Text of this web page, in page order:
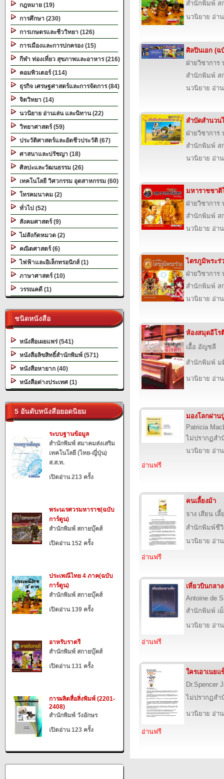
กฎหมาย (19)
การศึกษา (230)
การเกษตรและชีววิทยา (126)
การเมืองและการปกครอง (15)
กีฬา ท่องเที่ยว สุขภาพและอาหาร (216)
คอมพิวเตอร์ (114)
ธุรกิจ เศรษฐศาสตร์และการจัดการ (84)
จิตวิทยา (14)
นวนิยาย อ่านเล่น และนิทาน (22)
วิทยาศาสตร์ (59)
ประวัติศาสตร์และอัตชีวประวัติ (67)
ศาสนาและปรัชญา (18)
ศิลปะและวัฒนธรรม (26)
เทคโนโลยี วิศวกรรม อุตสาหกรรม (60)
โทรคมนาคม (2)
ทั่วไป (52)
สังคมศาสตร์ (9)
ไม่สังกัดหมวด (2)
คณิตศาสตร์ (6)
ไฟฟ้าและอิเล็กทรอนิกส์ (1)
ภาษาศาสตร์ (10)
วรรณคดี (1)
ชนิดหนังสือ
หนังสือเผยแพร่ (541)
หนังสือลิขสิทธิ์สำนักพิมพ์ (571)
หนังสือหายาก (40)
หนังสือต่างประเทศ (1)
5 อันดับหนังสือยอดนิยม
ระบบฐานข้อมูล
สำนักพิมพ์ สมาคมส่งเสริม
เทคโนโลยี (ไทย-ญี่ปุ่น)
ส.ส.ท.
เปิดอ่าน 213 ครั้ง
พระนเรศวรมหาราช(ฉบับ
การ์ตูน)
สำนักพิมพ์ สกายบุ๊คส์
เปิดอ่าน 152 ครั้ง
ประเพณีไทย 4 ภาค(ฉบับ
การ์ตูน)
สำนักพิมพ์ สกายบุ๊คส์
เปิดอ่าน 139 ครั้ง
อาหรับราตรี
สำนักพิมพ์ สกายบุ๊คส์
เปิดอ่าน 131 ครั้ง
การผลิตสื่อสิ่งพิมพ์ (2201-
2408)
สำนักพิมพ์ วังอักษร
เปิดอ่าน 123 ครั้ง
สำนักพิมพ์ ส
นวนิยาย อ่า
ศิลปินเอก (ฉ
ฝ่ายวิชาการ
สำนักพิมพ์ ส
นวนิยาย อ่า
สำบัดสำนวน
ฝ่ายวิชาการ
สำนักพิมพ์ ส
นวนิยาย อ่า
มหาราชชาติ
ฝ่ายวิชาการ
สำนักพิมพ์ ส
นวนิยาย อ่า
ไตรภูมิพระร่
ฝ่ายวิชาการ
สำนักพิมพ์ ส
นวนิยาย อ่า
ห้องสมุดอีโร
เอื้อ อัญชลี
สำนักพิมพ์ ม
นวนิยาย อ่า
มองโลกผ่าน
Patricia
ไม่ปรากฏส
นวนิยาย อ่า
อ่านฟรี
คนเลี้ยงม้า
จาง เสียน เลี้
สำนักพิมพ์ชี
นวนิยาย อ่า
อ่านฟรี
เที่ยวบินกลา
Antoine de
สำนักพิมพ์ เ
นวนิยาย อ่า
อ่านฟรี
ใครเอาเนย
Dr.Spencer
ไม่ปรากฏส
นวนิยาย อ่า
อ่านฟรี